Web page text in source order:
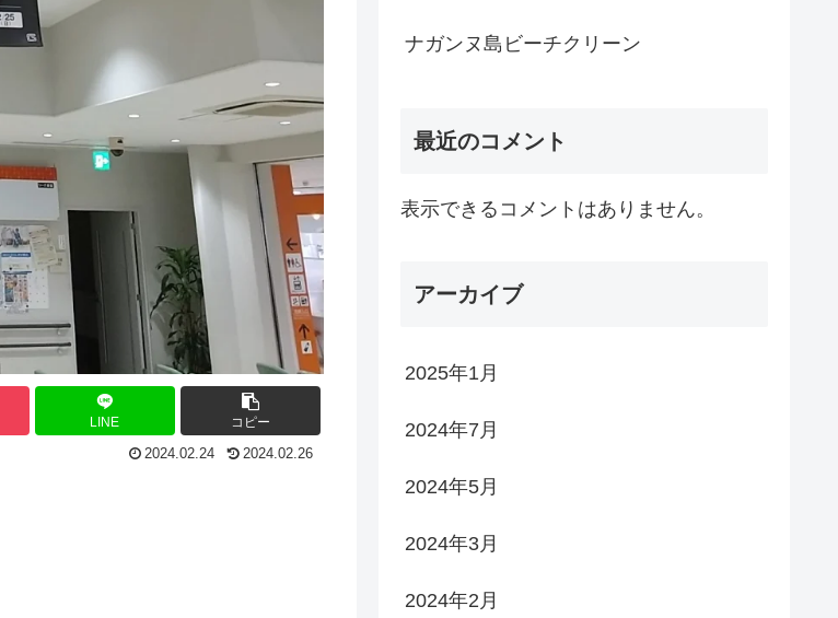
LINE コピー
2024.02.24 2024.02.26
ナガンヌ島ビーチクリーン
最近のコメント
表示できるコメントはありません。
アーカイブ
2025年1月
2024年7月
2024年5月
2024年3月
2024年2月